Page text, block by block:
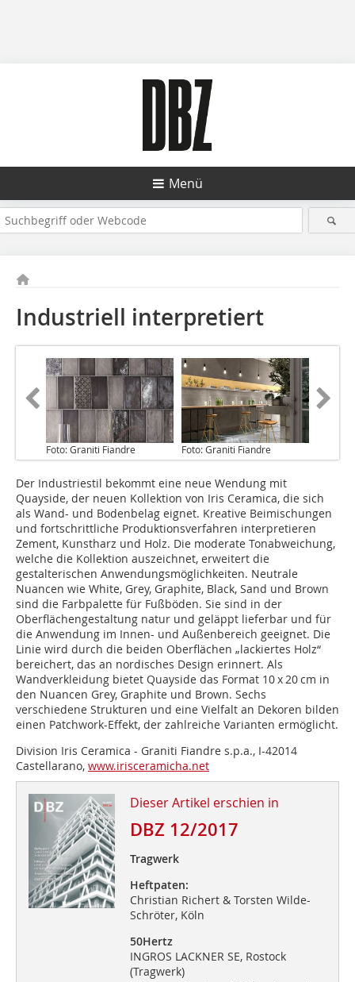
Menü
Industriell interpretiert
Foto: Graniti Fiandre Foto: Graniti Fiandre
Der Industriestil bekommt eine neue Wendung mit
Quayside, der neuen Kollektion von Iris Ceramica, die sich
als Wand- und Bodenbelag eignet. Kreative Beimischungen
und fortschrittliche Produktionsverfahren interpretieren
Zement, Kunstharz und Holz. Die moderate Tonabweichung,
welche die Kollektion auszeichnet, erweitert die
gestalterischen Anwendungsmöglichkeiten. Neutrale
Nuancen wie White, Grey, Graphite, Black, Sand und Brown
sind die Farbpalette für Fußböden. Sie sind in der
Oberflächengestaltung natur und geläppt lieferbar und für
die Anwendung im Innen- und Außenbereich geeignet. Die
Linie wird durch die beiden Oberflächen „lackiertes Holz“
bereichert, das an nordisches Design erinnert. Als
Wandverkleidung bietet Quayside das Format 10 x 20 cm in
den Nuancen Grey, Graphite und Brown. Sechs
verschiedene Strukturen und eine Vielfalt an Dekoren bilden
einen Patchwork-Effekt, der zahlreiche Varianten ermöglicht.
Division Iris Ceramica - Graniti Fiandre s.p.a., I-42014
Castellarano, www.irisceramicha.net
Dieser Artikel erschien in
DBZ 12/2017
Tragwerk
Heftpaten:
Christian Richert & Torsten Wilde-
Schröter, Köln
50Hertz
INGROS LACKNER SE, Rostock
(Tragwerk)